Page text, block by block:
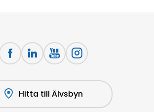
Hitta till Älvsbyn